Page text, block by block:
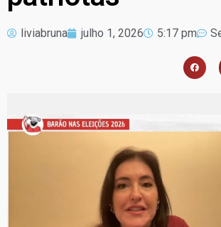
liviabruna julho 1, 2026 5:17 pm